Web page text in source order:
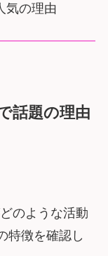
気の理由
話題の理由
のような活動
特徴を確認し